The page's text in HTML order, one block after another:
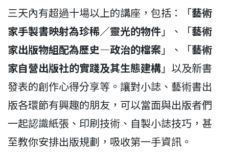
三天內有超過十場以上的講座，包括：「藝術
家手製書映射為珍稀／靈光的物件」、「藝術
家出版物組配為歷史—政治的檔案」、「藝術
家自營出版社的實踐及其生態建構」以及新書
發表的創作心得分享等。讓對小誌、藝術書出
版各環節有興趣的朋友，可以當面與出版者們
一起認識紙張、印刷技術、自製小誌技巧，甚
至教你安排出版規劃，吸收第一手資訊。